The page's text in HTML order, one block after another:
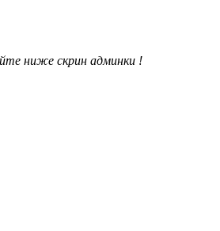
ниже скрин админки !